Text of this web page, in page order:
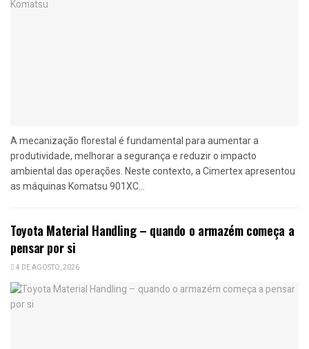
A mecanização florestal é fundamental para aumentar a
produtividade, melhorar a segurança e reduzir o impacto
ambiental das operações. Neste contexto, a Cimertex apresentou
as máquinas Komatsu 901XC...
Toyota Material Handling – quando o armazém começa a
pensar por si
4 DE AGOSTO, 2026